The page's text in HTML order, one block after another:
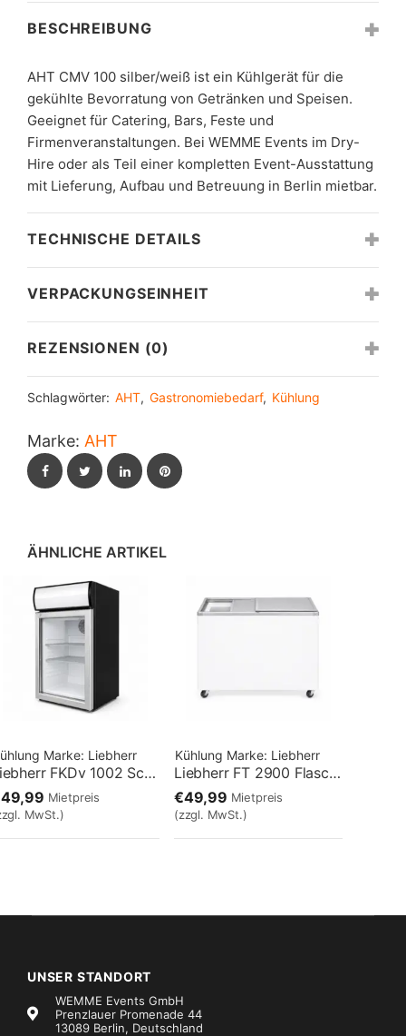
BESCHREIBUNG
AHT CMV 100 silber/weiß ist ein Kühlgerät für die
gekühlte Bevorratung von Getränken und Speisen.
Geeignet für Catering, Bars, Feste und
Firmenveranstaltungen. Bei WEMME Events im Dry-
Hire oder als Teil einer kompletten Event-Ausstattung
mit Lieferung, Aufbau und Betreuung in Berlin mietbar.
TECHNISCHE DETAILS
VERPACKUNGSEINHEIT
REZENSIONEN (0)
Schlagwörter: AHT, Gastronomiebedarf, Kühlung
Marke: AHT
FacebookTwitterLinkedInPinterest
ÄHNLICHE ARTIKEL
Marke: Liebherr
Liebherr FKDv 1002 Schwarz
Mietpreis
MwSt.)
Kühlung Marke: Liebherr
Liebherr FT 2900 Flaschenkühltruhe
€49,99 Mietpreis
(zzgl. MwSt.)
UNSER STANDORT
WEMME Events GmbH
Prenzlauer Promenade 44
13089 Berlin, Deutschland